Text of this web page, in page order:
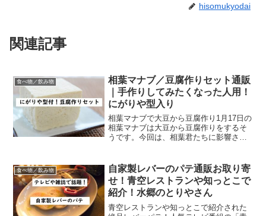
hisomukyodai
関連記事
食べ物／飲み物
相葉マナブ／豆腐作りセット通販
｜手作りしてみたくなった人用！
にがりや型入り
相葉マナブで大豆から豆腐作り1月17日の
相葉マナブは大豆から豆腐作りをするそ
うです。今回は、相葉君たちに影響され
お子さんと一緒に豆腐を手作りしてみて
も楽しいかも。にがり...
食べ物／飲み物
自家製レバーのパテ通販お取り寄
せ！青空レストランや知っとこで
紹介！水郷のとりやさん
青空レストランや知っとこで紹介された